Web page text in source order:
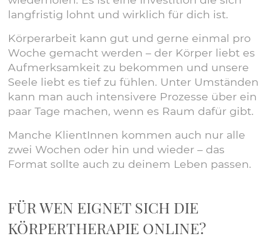
langfristig lohnt und wirklich für dich ist.
Körperarbeit kann gut und gerne einmal pro
Woche gemacht werden – der Körper liebt es
Aufmerksamkeit zu bekommen und unsere
Seele liebt es tief zu fühlen. Unter Umständen
kann man auch intensivere Prozesse über ein
paar Tage machen, wenn es Raum dafür gibt.
Manche KlientInnen kommen auch nur alle
zwei Wochen oder hin und wieder – das
Format sollte auch zu deinem Leben passen.
FÜR WEN EIGNET SICH DIE
KÖRPERTHERAPIE ONLINE?